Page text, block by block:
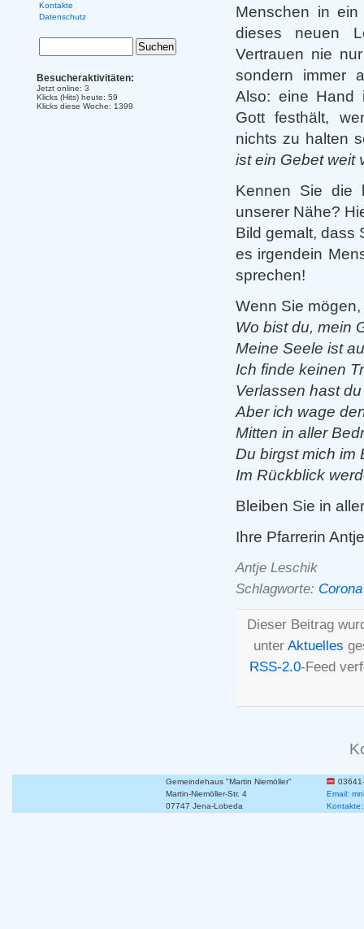
Menschen in
dieses neuen
Vertrauen nie
sondern immer
Also: eine Hand
Gott festhält,
nichts zu halten
ist ein Gebet weit
Kennen Sie die
unserer Nähe?
Bild gemalt, dass
es irgendein
sprechen!
Wenn Sie
Wo bist du, mein
Meine Seele ist
Ich finde keinen
Verlassen hast
Aber ich wage
Mitten in aller
Du birgst mich im
Im Rückblick
Bleiben Sie in
Ihre Pfarrerin
Antje Leschik
Schlagworte: Corona
Dieser Beitrag
unter Aktuelles
RSS-2.0-Feed
Kontakte
Datenschutz
Besucheraktivitäten:
Jetzt online: 3
Klicks (Hits) heute: 59
Klicks diese Woche: 1399
Gemeindehaus "Martin Niemöller"
Martin-Niemöller-Str. 4
Email:
07747 Jena-Lobeda